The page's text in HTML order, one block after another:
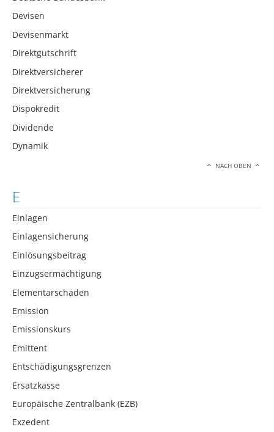
Devisen
Devisenmarkt
Direktgutschrift
Direktversicherer
Direktversicherung
Dispokredit
Dividende
Dynamik
NACH OBEN
E
Einlagen
Einlagensicherung
Einlösungsbeitrag
Einzugsermächtigung
Elementarschäden
Emission
Emissionskurs
Emittent
Entschädigungsgrenzen
Ersatzkasse
Europäische Zentralbank (EZB)
Exzedent